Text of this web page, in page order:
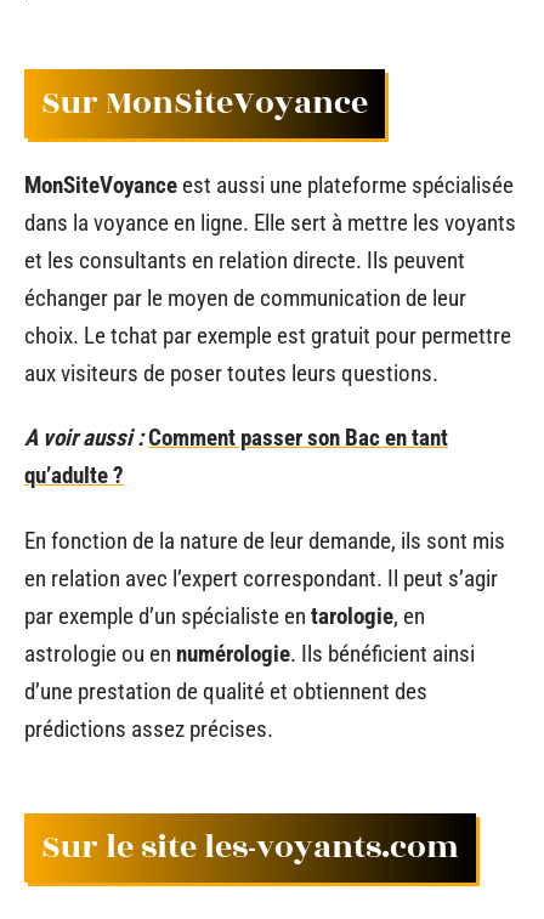
Sur MonSiteVoyance
MonSiteVoyance est aussi une plateforme spécialisée
dans la voyance en ligne. Elle sert à mettre les voyants
et les consultants en relation directe. Ils peuvent
échanger par le moyen de communication de leur
choix. Le tchat par exemple est gratuit pour permettre
aux visiteurs de poser toutes leurs questions.
A voir aussi :Comment passer son Bac en tant
qu’adulte ?
En fonction de la nature de leur demande, ils sont mis
en relation avec l’expert correspondant. Il peut s’agir
par exemple d’un spécialiste en tarologie, en
astrologie ou en numérologie. Ils bénéficient ainsi
d’une prestation de qualité et obtiennent des
prédictions assez précises.
Sur le site les-voyants.com